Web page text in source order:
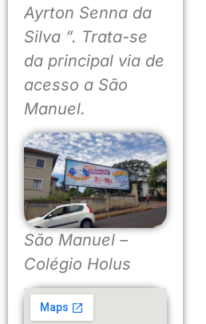
Ayrton Senna da
Silva ”. Trata-se
da principal via de
acesso a São
Manuel.
São Manuel –
Colégio Holus